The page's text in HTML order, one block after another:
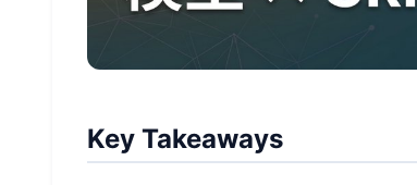
Key Takeaways